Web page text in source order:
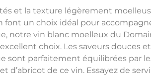
et la texture légèrement
font un choix idéal pour
notre vin blanc moelleux du
choix. Les saveurs douces
sont parfaitement équilibrées par
d’abricot de ce vin. Essayez de